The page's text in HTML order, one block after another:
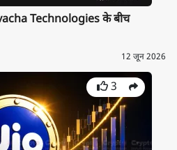
Technologies के बीच
12 जून 2026
3